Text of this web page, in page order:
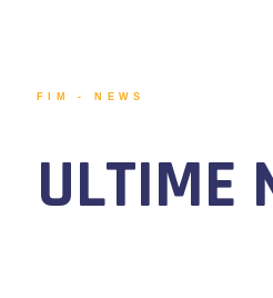
FIM - NEWS
ULTIME